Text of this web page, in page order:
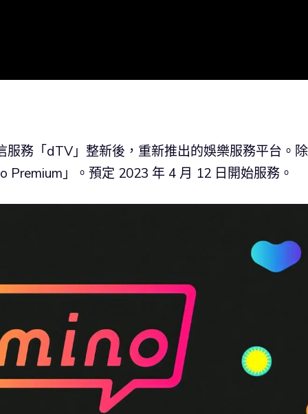
服務「dTV」整新後，重新推出的娛樂服務平台。
Premium」。預定 2023 年 4 月 12 日開始服務。